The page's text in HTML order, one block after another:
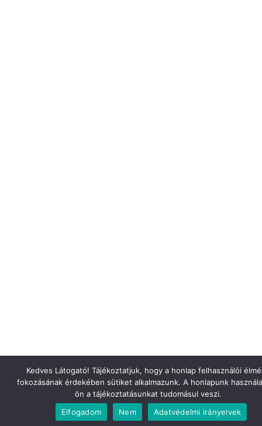
Kedves Látogató! Tájékoztatjuk, hogy a honlap felhasználói
fokozásának érdekében sütiket alkalmazunk. A honlapunk
ön a tájékoztatásunkat tudomásul veszi.
Elfogadom
Nem Adatvédelmi irányelvek